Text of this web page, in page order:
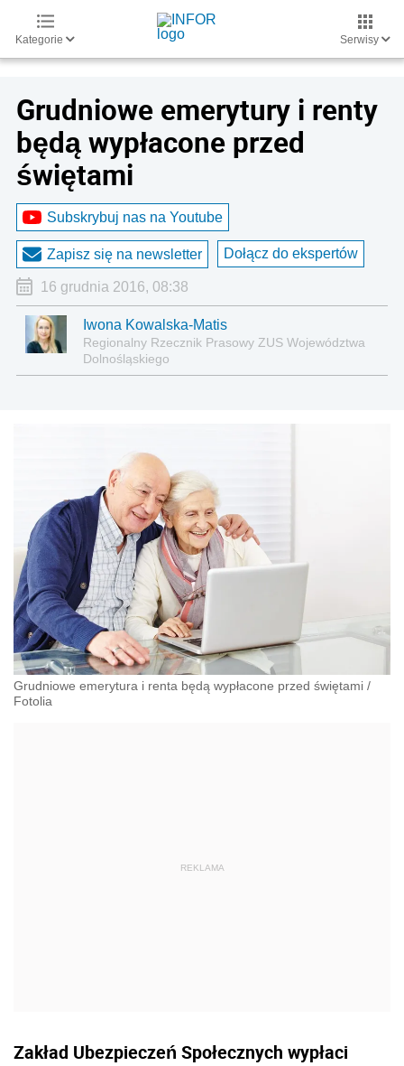
Kategorie Serwisy
Grudniowe emerytury i renty
będą wypłacone przed
świętami
Subskrybuj nas na Youtube
Zapisz się na newsletter Dołącz do ekspertów
16 grudnia 2016, 08:38
Iwona Kowalska-Matis
Regionalny Rzecznik Prasowy ZUS Województwa
Dolnośląskiego
Grudniowe emerytura i renta będą wypłacone przed świętami /
Fotolia
Zakład Ubezpieczeń Społecznych wypłaci